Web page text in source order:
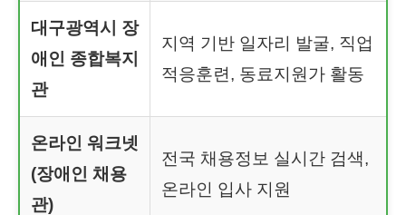
대구광역시 장
애인 종합복지
관
지역 기반 일자리 발굴, 직업
적응훈련, 동료지원가 활동
온라인 워크넷
(장애인 채용
관)
전국 채용정보 실시간 검색,
온라인 입사 지원